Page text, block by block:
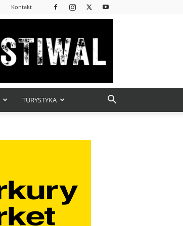
Kontakt
TURYSTYKA